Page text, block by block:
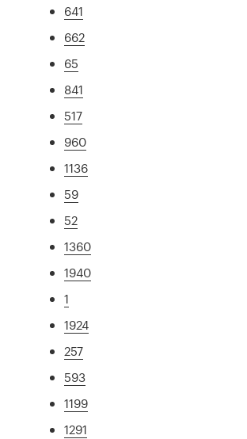
641
662
65
841
517
960
1136
59
52
1360
1940
1
1924
257
593
1199
1291